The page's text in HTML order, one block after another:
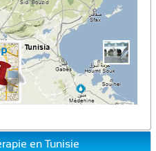
en Tunisie